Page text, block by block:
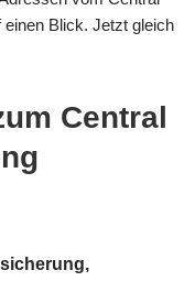
Blick. Jetzt gleich
Central